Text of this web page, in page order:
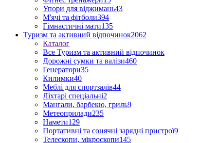
Упори для віджимань43
М'ячі та фітболи394
Гімнастичні мати135
Туризм та активний відпочинок2062
Каталог
Все Туризм та активний відпочинок
Дорожні сумки та валізи460
Генератори35
Килимки40
Меблі для спортзалів44
Ліхтарі спеціальні2
Мангали, барбекю, гриль9
Метеоприлади235
Намети129
Портативні та сонячні зарядні пристрої9
Телескопи, мікроскопи145